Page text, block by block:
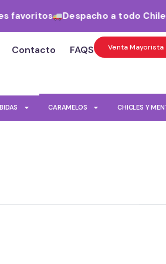
Despacho a todo Chile
Contacto FAQS Venta Mayorista
CARAMELOS CHICLES Y